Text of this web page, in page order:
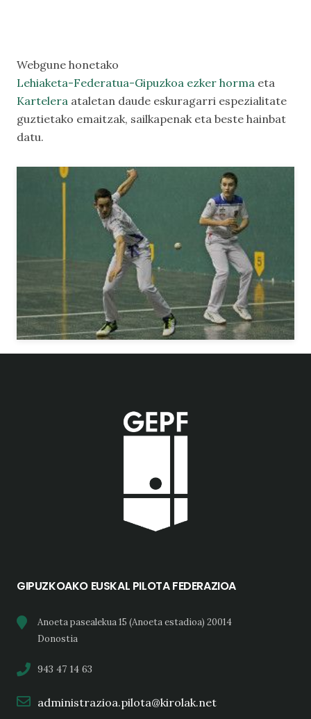
Webgune honetako
Lehiaketa-Federatua-Gipuzkoa ezker horma eta
Kartelera ataletan daude eskuragarri espezialitate
guztietako emaitzak, sailkapenak eta beste hainbat
datu.
GIPUZKOAKO EUSKAL PILOTA FEDERAZIOA
Anoeta pasealekua 15 (Anoeta estadioa) 20014
Donostia
943 47 14 63
administrazioa.pilota@kirolak.net